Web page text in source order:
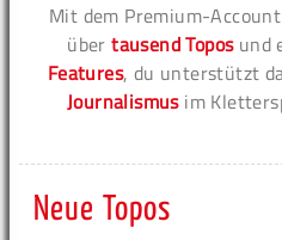
Mit dem Premium-
übertausend Toposund
Features, du unterstützt
Journalismusim
Neue Topos